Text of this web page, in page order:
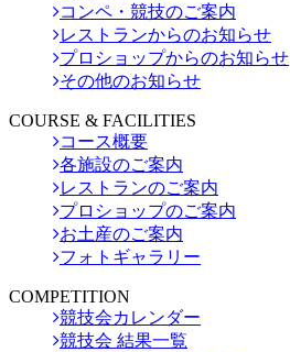
コンペ・競技のご案内
レストランからのお知らせ
プロショップからのお知らせ
その他のお知らせ
COURSE & FACILITIES
コース概要
各施設のご案内
レストランのご案内
プロショップのご案内
お土産のご案内
フォトギャラリー
COMPETITION
競技会カレンダー
競技会 結果一覧